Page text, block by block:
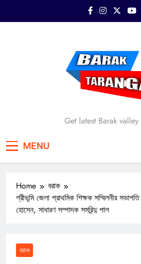
Barak
Get latest Barak valley
MENU
Home
বরাক
শ্রীভূমি জেলা প্রাথমিক শিক্ষক সম্মিলনীর
হোসেন, সাধারণ সম্পাদক সমরিন্দু পাল
বরাক